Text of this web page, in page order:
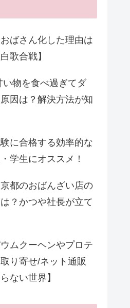
ばさん化した理由は
歌合戦】
い物を食べ過ぎてダ
因は？解決方法が知
に合格する効率的な
学生にオススメ！
京都のおばんざい店の
？かつや社長が立て
ムクーヘンやプロテ
り寄せ/ネット通販
ない世界】